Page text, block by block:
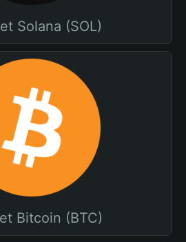
Solana (SOL)
Bitcoin (BTC)